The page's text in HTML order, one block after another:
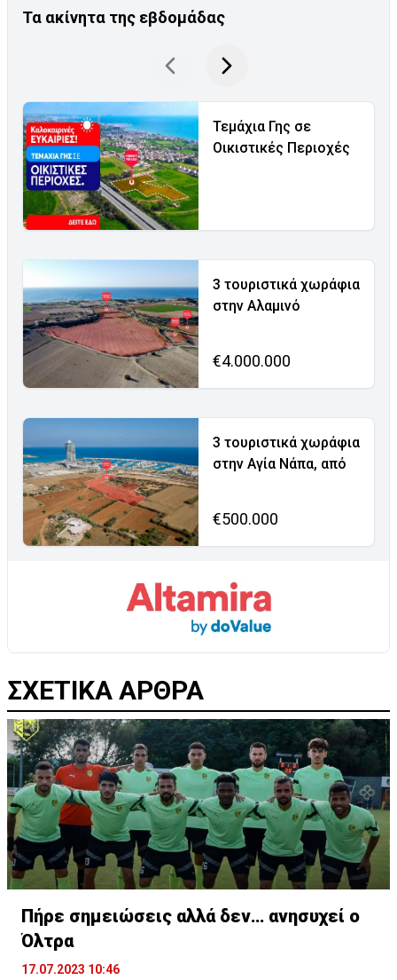
Τα ακίνητα της εβδομάδας
Τεμάχια Γης σε
Οικιστικές Περιοχές
3 τουριστικά χωράφια
στην Αλαμινό
€4.000.000
3 τουριστικά χωράφια
στην Αγία Νάπα, από
€500.000
ΣΧΕΤΙΚΑ ΑΡΘΡΑ
Πήρε σημειώσεις αλλά δεν… ανησυχεί ο
Όλτρα
17.07.2023 10:46